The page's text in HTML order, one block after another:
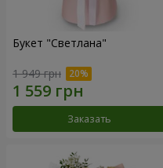
Букет "Светлана"
1 949 грн
Заказать